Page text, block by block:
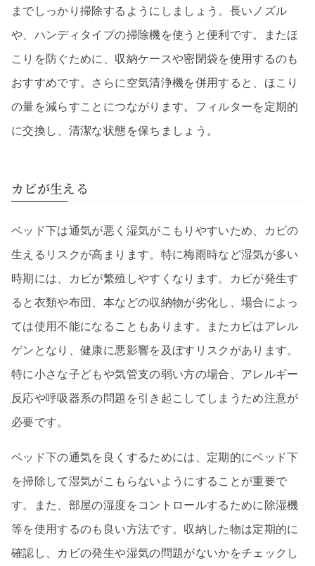
までしっかり掃除するようにしましょう。長いノズル
や、ハンディタイプの掃除機を使うと便利です。またほ
こりを防ぐために、収納ケースや密閉袋を使用するのも
おすすめです。さらに空気清浄機を併用すると、ほこり
の量を減らすことにつながります。フィルターを定期的
に交換し、清潔な状態を保ちましょう。
カビが生える
ベッド下は通気が悪く湿気がこもりやすいため、カビの
生えるリスクが高まります。特に梅雨時など湿気が多い
時期には、カビが繁殖しやすくなります。カビが発生す
ると衣類や布団、本などの収納物が劣化し、場合によっ
ては使用不能になることもあります。またカビはアレル
ゲンとなり、健康に悪影響を及ぼすリスクがあります。
特に小さな子どもや気管支の弱い方の場合、アレルギー
反応や呼吸器系の問題を引き起こしてしまうため注意が
必要です。
ベッド下の通気を良くするためには、定期的にベッド下
を掃除して湿気がこもらないようにすることが重要で
す。また、部屋の湿度をコントロールするために除湿機
等を使用するのも良い方法です。収納した物は定期的に
確認し、カビの発生や湿気の問題がないかをチェックし